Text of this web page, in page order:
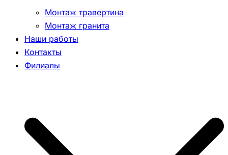
Монтаж травертина
Монтаж гранита
Наши работы
Контакты
Филиалы